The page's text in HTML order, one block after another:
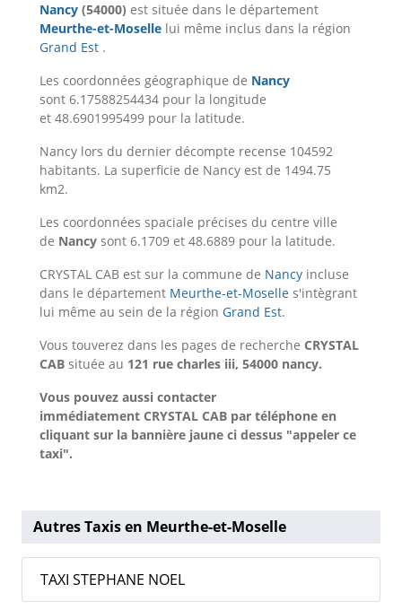
Nancy (54000) est située dans le département
Meurthe-et-Moselle lui même inclus dans la région
Grand Est .
Les coordonnées géographique de Nancy
sont 6.17588254434 pour la longitude
et 48.6901995499 pour la latitude.
Nancy lors du dernier décompte recense 104592
habitants. La superficie de Nancy est de 1494.75
km2.
Les coordonnées spaciale précises du centre ville
de Nancy sont 6.1709 et 48.6889 pour la latitude.
CRYSTAL CAB est sur la commune de Nancy incluse
dans le département Meurthe-et-Moselle s'intègrant
lui même au sein de la région Grand Est.
Vous touverez dans les pages de recherche CRYSTAL
CAB située au 121 rue charles iii, 54000 nancy.
Vous pouvez aussi contacter
immédiatement CRYSTAL CAB par téléphone en
cliquant sur la bannière jaune ci dessus "appeler ce
taxi".
Autres Taxis en Meurthe-et-Moselle
TAXI STEPHANE NOEL